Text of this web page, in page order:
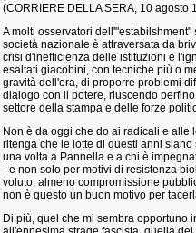
(CORRIERE DELLA SERA, 10 agosto
A molti osservatori
società nazionale è attraversata da
crisi d'inefficienza delle istituzioni e
esaltati giacobini, con tecniche più o
gravità dell'ora, di proporre problemi
dialogo con il potere, riuscendo
settore della stampa e delle forze
Non è da oggi che do ai radicali e
ritenga che le lotte di questi anni
una volta a Pannella e a chi è
- e non solo per motivi di resistenza
voluto, almeno compromissione
non è questo un buon motivo per
Di più, quel che mi sembra opportuno